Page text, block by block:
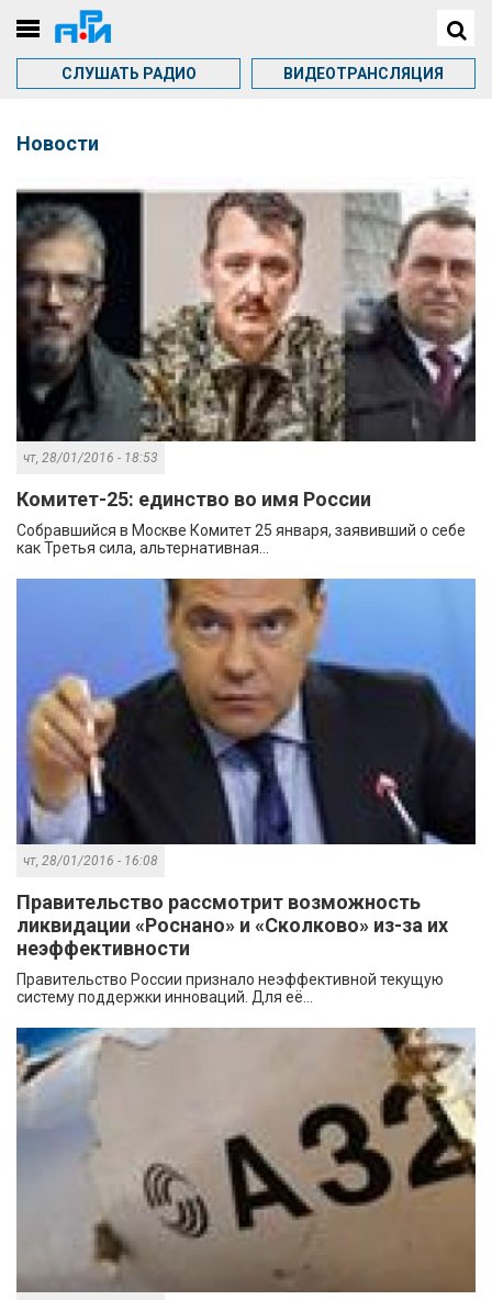
СЛУШАТЬ РАДИО ВИДЕОТРАНСЛЯЦИЯ
Новости
чт, 28/01/2016 - 18:53
Комитет-25: единство во имя России
Собравшийся в Москве Комитет 25 января, заявивший о себе
как Третья сила, альтернативная...
чт, 28/01/2016 - 16:08
Правительство рассмотрит возможность
ликвидации «Роснано» и «Сколково» из-за их
неэффективности
Правительство России признало неэффективной текущую
систему поддержки инноваций. Для её...